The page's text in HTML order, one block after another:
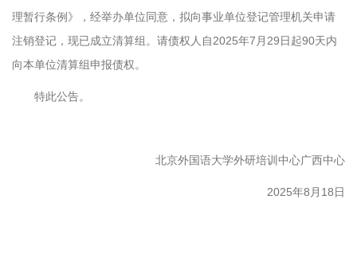
理暂行条例》，经举办单位同意，拟向事业单位登记管理机关申请
注销登记，现已成立清算组。请债权人自2025年7月29日起90天内
向本单位清算组申报债权。
特此公告。
北京外国语大学外研培训中心广西中心
2025年8月18日